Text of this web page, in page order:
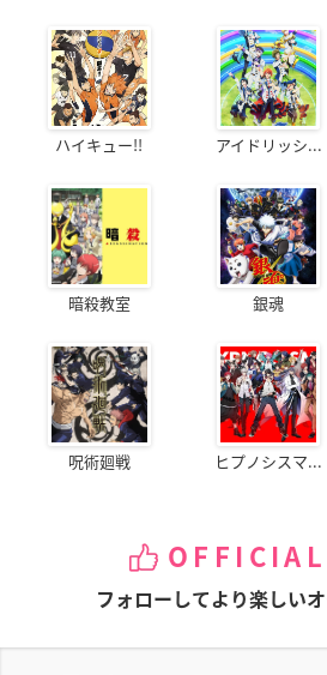
ハイキュー!! アイドリッシ...
暗殺教室 銀魂
呪術廻戦 ヒプノシスマ...
フォローしてより楽しい